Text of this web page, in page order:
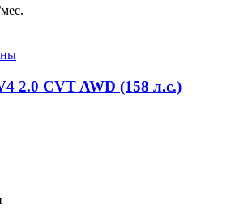
2.0 CVT AWD (158 л.с.)